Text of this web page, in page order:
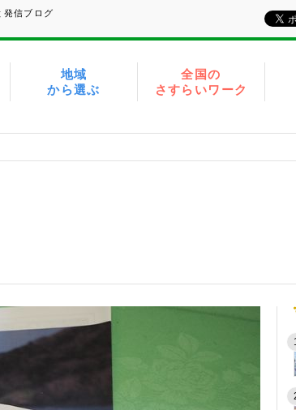
発信ブログ
地域
から選ぶ
全国の
さすらいワーク